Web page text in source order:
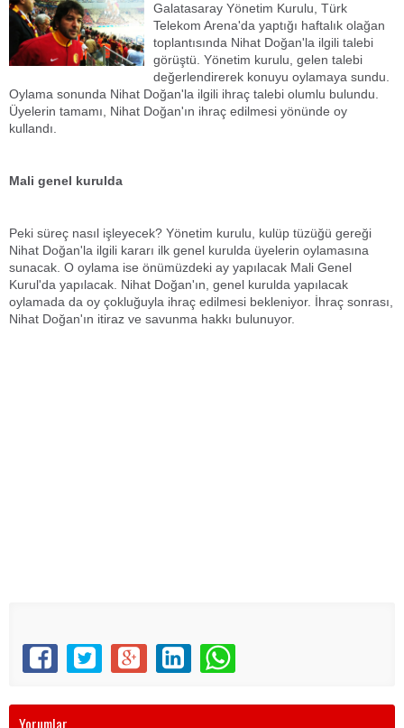
Galatasaray Yönetim Kurulu, Türk
Telekom Arena'da yaptığı haftalık olağan
toplantısında Nihat Doğan'la ilgili talebi
görüştü. Yönetim kurulu, gelen talebi
değerlendirerek konuyu oylamaya sundu.
Oylama sonunda Nihat Doğan'la ilgili ihraç talebi olumlu bulundu.
Üyelerin tamamı, Nihat Doğan'ın ihraç edilmesi yönünde oy
kullandı.
Mali genel kurulda
Peki süreç nasıl işleyecek? Yönetim kurulu, kulüp tüzüğü gereği
Nihat Doğan'la ilgili kararı ilk genel kurulda üyelerin oylamasına
sunacak. O oylama ise önümüzdeki ay yapılacak Mali Genel
Kurul'da yapılacak. Nihat Doğan'ın, genel kurulda yapılacak
oylamada da oy çokluğuyla ihraç edilmesi bekleniyor. İhraç sonrası,
Nihat Doğan'ın itiraz ve savunma hakkı bulunuyor.
Yorumlar